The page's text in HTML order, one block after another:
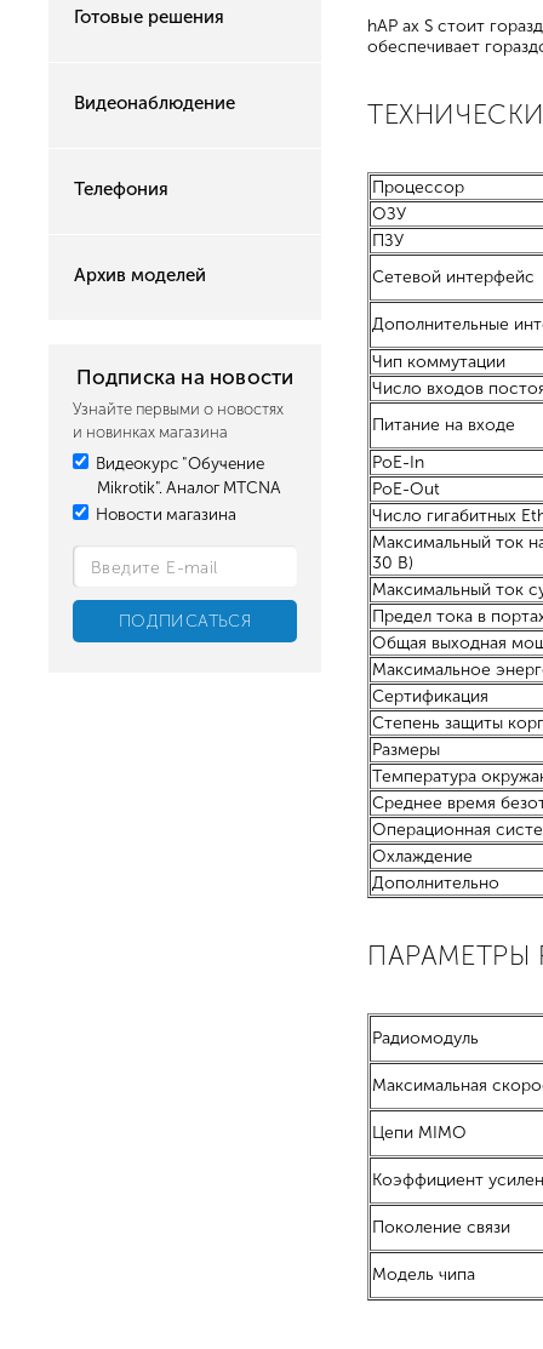
Готовые решения
Видеонаблюдение
Телефония
Архив моделей
Подписка на новости
Узнайте первыми о новостях
и новинках магазина
Видеокурс "Обучение
Mikrotik". Аналог MTCNA
Новости магазина
hAP ax S стоит
обеспечивает
Процессор
ОЗУ
ПЗУ
Сетевой интерфейс
Дополнительные
Чип коммутации
Число входов
Питание на входе
PoE-In
PoE-Out
Число гигабитных
Максимальный ток
30 В)
Максимальный ток
Предел тока в
Общая выходная
Максимальное
Сертификация
Степень защиты
Размеры
Температура
Среднее время
Операционная
Охлаждение
Дополнительно
ПАРАМЕТРЫ
Радиомодуль
Максимальная
Цепи MIMO
Коэффициент
Поколение связи
Модель чипа